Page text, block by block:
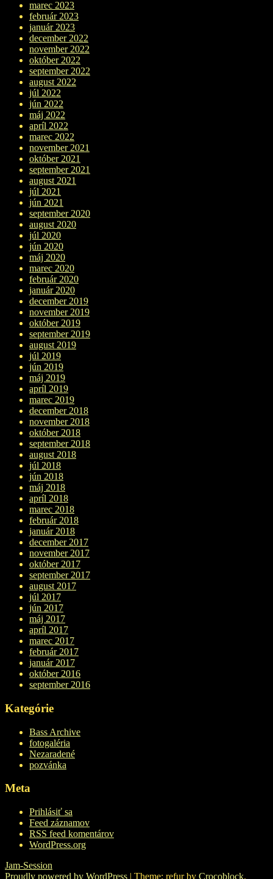
marec 2023
február 2023
január 2023
december 2022
november 2022
október 2022
september 2022
august 2022
júl 2022
jún 2022
máj 2022
apríl 2022
marec 2022
november 2021
október 2021
september 2021
august 2021
júl 2021
jún 2021
september 2020
august 2020
júl 2020
jún 2020
máj 2020
marec 2020
február 2020
január 2020
december 2019
november 2019
október 2019
september 2019
august 2019
júl 2019
jún 2019
máj 2019
apríl 2019
marec 2019
december 2018
november 2018
október 2018
september 2018
august 2018
júl 2018
jún 2018
máj 2018
apríl 2018
marec 2018
február 2018
január 2018
december 2017
november 2017
október 2017
september 2017
august 2017
júl 2017
jún 2017
máj 2017
apríl 2017
marec 2017
február 2017
január 2017
október 2016
september 2016
Kategórie
Bass Archive
fotogaléria
Nezaradené
pozvánka
Meta
Prihlásiť sa
Feed záznamov
RSS feed komentárov
WordPress.org
Jam-Session
Proudly powered by WordPress | Theme: refur by Crocoblock.